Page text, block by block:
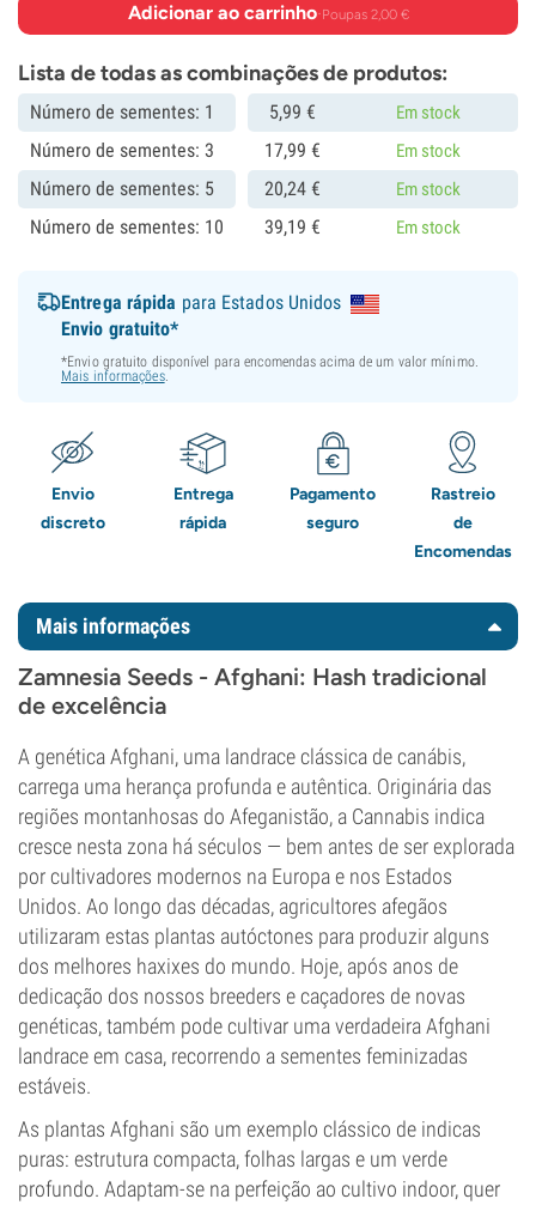
Adicionar ao carrinho·Poupas 2,00 €
Lista de todas as combinações de produtos:
Número de sementes: 1 5,99 € Em stock
Número de sementes: 3 17,99 € Em stock
Número de sementes: 5 20,24 € Em stock
Número de sementes: 10 39,19 € Em stock
Entrega rápida para Estados Unidos
Envio gratuito*
*Envio gratuito disponível para encomendas acima de um valor mínimo.
Mais informações.
Envio
discreto
Entrega
rápida
Pagamento
seguro
Rastreio
de
Encomendas
Mais informações
Zamnesia Seeds - Afghani: Hash tradicional
de excelência
A genética Afghani, uma landrace clássica de canábis,
carrega uma herança profunda e autêntica. Originária das
regiões montanhosas do Afeganistão, a Cannabis indica
cresce nesta zona há séculos — bem antes de ser explorada
por cultivadores modernos na Europa e nos Estados
Unidos. Ao longo das décadas, agricultores afegãos
utilizaram estas plantas autóctones para produzir alguns
dos melhores haxixes do mundo. Hoje, após anos de
dedicação dos nossos breeders e caçadores de novas
genéticas, também pode cultivar uma verdadeira Afghani
landrace em casa, recorrendo a sementes feminizadas
estáveis.
As plantas Afghani são um exemplo clássico de indicas
puras: estrutura compacta, folhas largas e um verde
profundo. Adaptam-se na perfeição ao cultivo indoor, quer